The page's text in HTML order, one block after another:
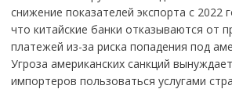
снижение показателей экспорта с 2022
что китайские банки отказываются от
платежей из-за риска попадения под
Угроза американских санкций
импортеров пользоваться услугами